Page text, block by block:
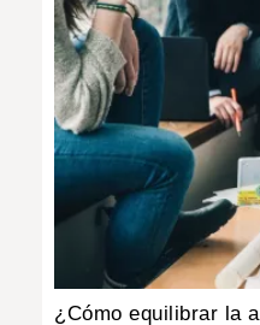
¿Cómo equilibrar la